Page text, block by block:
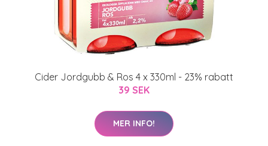
Cider Jordgubb & Ros 4 x 330ml - 23% rabatt
39 SEK
MER INFO!